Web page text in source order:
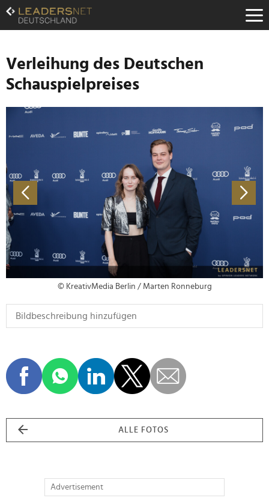
Zum
Inhalt
Zur
Navigation
Zur
Hauptnavigation
Verleihung des Deutschen
Schauspielpreises
© KreativMedia Berlin / Marten Ronneburg
ALLE FOTOS
Advertisement